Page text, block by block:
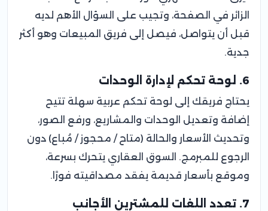
الزائر في الصفحة، وتجيب على السؤال الأهم لديه
قبل أن يتواصل، فيصل إلى فريق المبيعات وهو أكثر
جدية.
6. لوحة تحكم لإدارة الوحدات
يحتاج فريقك إلى لوحة تحكم عربية سهلة تتيح
إضافة وتعديل الوحدات والمشاريع، ورفع الصور،
وتحديث الأسعار والحالة (متاح / محجوز / مُباع) دون
الرجوع للمبرمج. السوق العقاري يتحرك بسرعة،
وموقع بأسعار قديمة يفقد مصداقيته فورًا.
7. تعدد اللغات للمشترين الأجانب